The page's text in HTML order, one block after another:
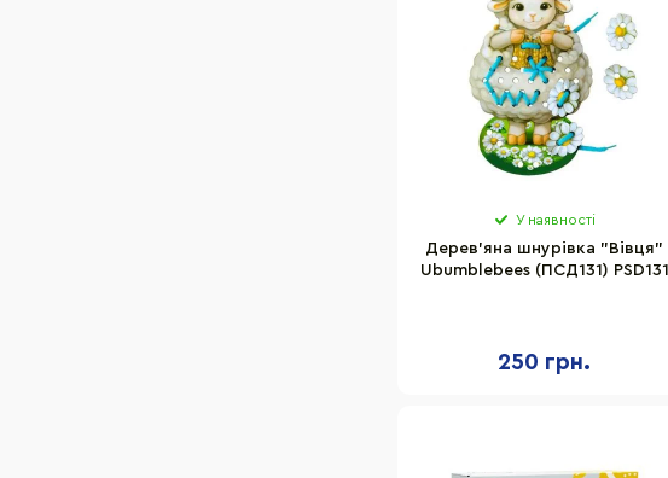
У наявності
Дерев'яна шнурівка "Вівця"
Ubumblebees (ПСД131) PSD131
250 грн.